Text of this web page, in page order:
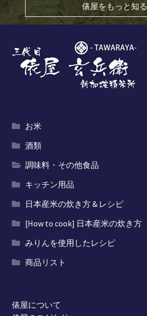
俵屋をもっと知る
お米
酒類
調味料・その他食品
キッチン用品
日本産米の炊き方 & レシピ
[How to cook] 日本産米の炊き方
みりんを使用したレシピ
商品リスト
俵屋について